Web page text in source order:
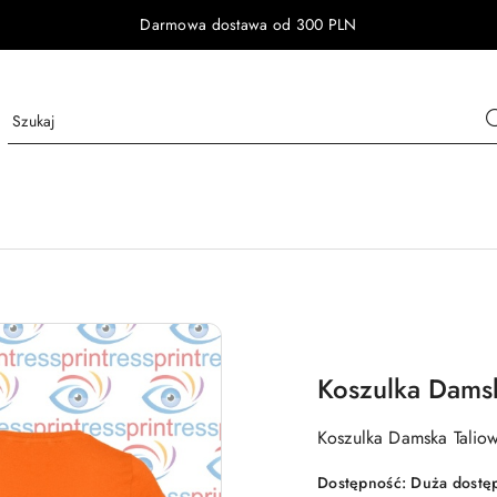
Darmowa dostawa od 300 PLN
Koszulka
Koszulka Damska
Dostępność: Duża